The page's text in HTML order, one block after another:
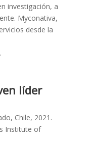
investigación, a
Myconativa,
desde la
líder
Chile, 2021.
Institute of